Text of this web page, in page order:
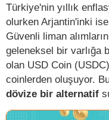
Türkiye'nin yıllık
olurken Arjantin'inki
Güvenli liman
geleneksel bir varlığa
olan USD Coin
coinlerden oluşuyor.
dövize bir alternatif